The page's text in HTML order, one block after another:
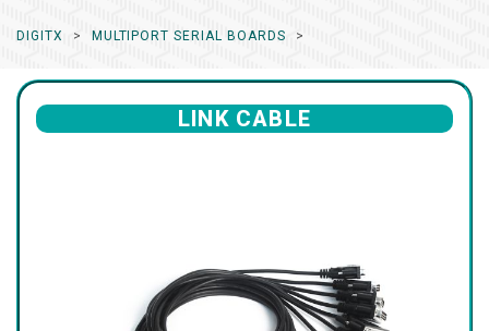
DIGITX MULTIPORT SERIAL BOARDS
LINK CABLE